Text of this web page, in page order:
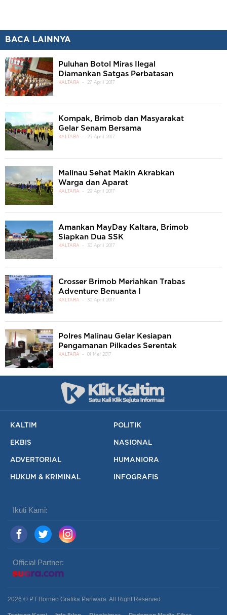
BACA LAINNYA
Puluhan Botol Miras Ilegal
Diamankan Satgas Perbatasan
KALTARA 27 April 2017
Kompak, Brimob dan Masyarakat
Gelar Senam Bersama
KALTARA 29 April 2017
Malinau Sehat Makin Akrabkan
Warga dan Aparat
KALTARA 29 April 2017
Amankan MayDay Kaltara, Brimob
Siapkan Dua SSK
KALTARA 30 April 2017
Crosser Brimob Meriahkan Trabas
Adventure Benuanta I
KALTARA 30 April 2017
Polres Malinau Gelar Kesiapan
Pengamanan Pilkades Serentak
KALTARA 01 Mei 2017
KALTIM POLITIK
EKBIS NASIONAL
ADVERTORIAL HUMANIORA
HUKUM & KRIMINAL INFOGRAFIS
Ikuti Kami:
Official Partner:
2026 © PT Borneo Grafika Pariwara. All Right Reserved.